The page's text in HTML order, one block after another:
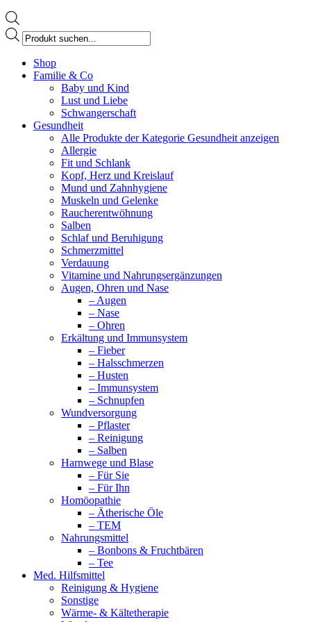
Products
search
page
opens
Shop
Familie & Co
Baby und Kind
Lust und Liebe
Schwangerschaft
Gesundheit
Alle Produkte der Kategorie Gesundheit anzeigen
Allergie
Fit und Schlank
Kopf, Herz und Kreislauf
Mund und Zahnhygiene
Muskeln und Gelenke
Raucherentwöhnung
Salben
Schlaf und Beruhigung
Schmerzmittel
Verdauung
Vitamine und Nahrungsergänzungen
Augen, Ohren und Nase
– Augen
– Nase
– Ohren
Erkältung und Immunsystem
– Fieber
– Halsschmerzen
– Husten
– Immunsystem
– Schnupfen
Wundversorgung
– Pflaster
– Reinigung
– Salben
Harnwege und Blase
– Für Sie
– Für Ihn
Homöopathie
– Ätherische Öle
– TEM
Nahrungsmittel
– Bonbons & Fruchtbären
– Tee
Med. Hilfsmittel
Reinigung & Hygiene
Sonstige
Wärme- & Kältetherapie